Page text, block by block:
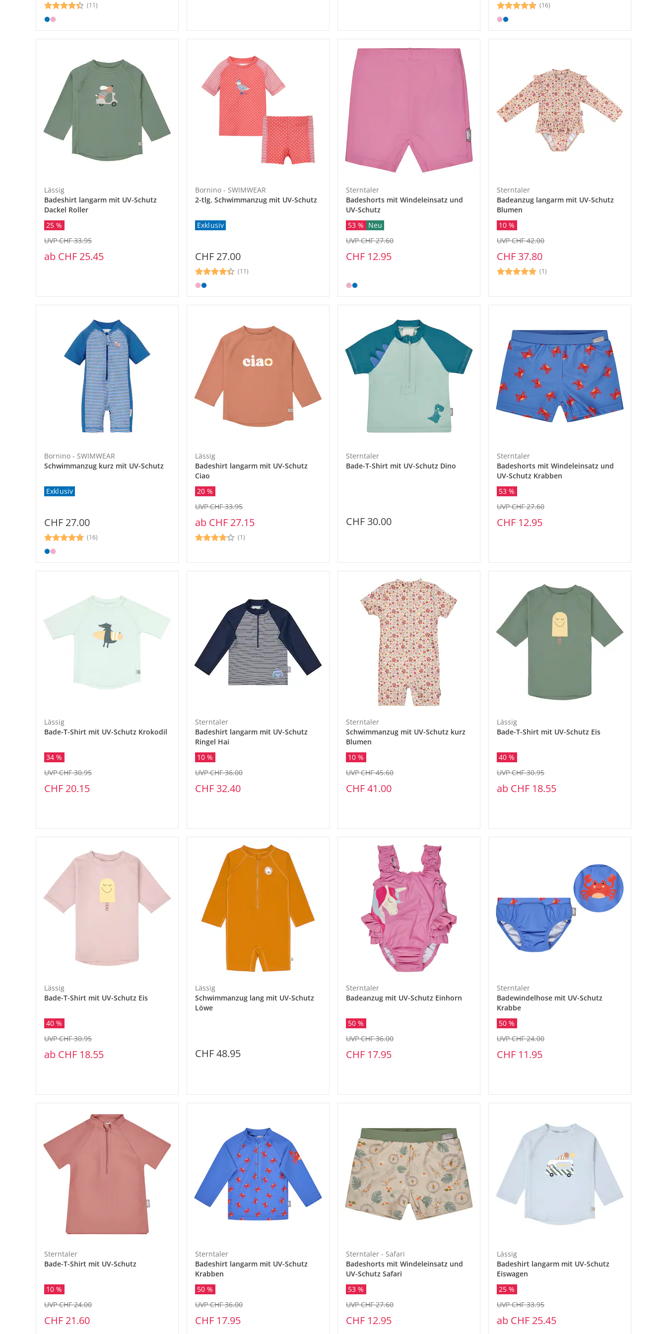
(11) (16)
Lässig
Badeshirt langarm mit UV-Schutz
Dackel Roller
25 %
ab CHF 25.45
UVP CHF 33.95
Bornino - SWIMWEAR
2-tlg. Schwimmanzug mit UV-Schutz
Exklusiv
CHF 27.00
(11)
Sterntaler
Badeshorts mit Windeleinsatz und
UV-Schutz
53 % Neu
CHF 12.95
UVP CHF 27.60
Sterntaler
Badeanzug langarm mit UV-Schutz
Blumen
10 %
CHF 37.80
UVP CHF 42.00
(1)
Bornino - SWIMWEAR
Schwimmanzug kurz mit UV-Schutz
Exklusiv
CHF 27.00
(16)
Lässig
Badeshirt langarm mit UV-Schutz
Ciao
20 %
ab CHF 27.15
UVP CHF 33.95
(1)
Sterntaler
Bade-T-Shirt mit UV-Schutz Dino
CHF 30.00
Sterntaler
Badeshorts mit Windeleinsatz und
UV-Schutz Krabben
53 %
CHF 12.95
UVP CHF 27.60
Lässig
Bade-T-Shirt mit UV-Schutz Krokodil
34 %
CHF 20.15
UVP CHF 30.95
Sterntaler
Badeshirt langarm mit UV-Schutz
Ringel Hai
10 %
CHF 32.40
UVP CHF 36.00
Sterntaler
Schwimmanzug mit UV-Schutz kurz
Blumen
10 %
CHF 41.00
UVP CHF 45.60
Lässig
Bade-T-Shirt mit UV-Schutz Eis
40 %
ab CHF 18.55
UVP CHF 30.95
Lässig
Bade-T-Shirt mit UV-Schutz Eis
40 %
ab CHF 18.55
UVP CHF 30.95
Lässig
Schwimmanzug lang mit UV-Schutz
Löwe
CHF 48.95
Sterntaler
Badeanzug mit UV-Schutz Einhorn
50 %
CHF 17.95
UVP CHF 36.00
Sterntaler
Badewindelhose mit UV-Schutz
Krabbe
50 %
CHF 11.95
UVP CHF 24.00
Sterntaler
Bade-T-Shirt mit UV-Schutz
10 %
CHF 21.60
UVP CHF 24.00
Sterntaler
Badeshirt langarm mit UV-Schutz
Krabben
50 %
CHF 17.95
UVP CHF 36.00
Sterntaler - Safari
Badeshorts mit Windeleinsatz und
UV-Schutz Safari
53 %
CHF 12.95
UVP CHF 27.60
Lässig
Badeshirt langarm mit UV-Schutz
Eiswagen
25 %
ab CHF 25.45
UVP CHF 33.95